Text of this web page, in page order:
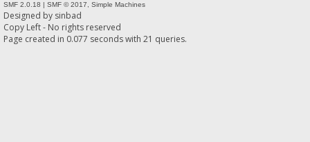
SMF 2.0.18 SMF © 2017, Simple Machines
Designed by sinbad
Copy Left - No rights reserved
Page created in 0.077 seconds with 21 queries.